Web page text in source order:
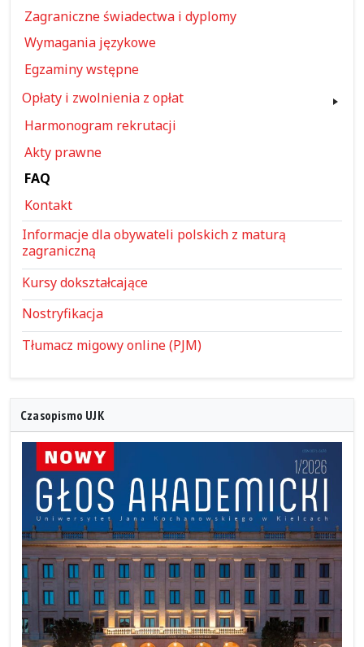
Zagraniczne świadectwa i dyplomy
Wymagania językowe
Egzaminy wstępne
Opłaty i zwolnienia z opłat
Harmonogram rekrutacji
Akty prawne
FAQ
Kontakt
Informacje dla obywateli polskich z maturą
zagraniczną
Kursy dokształcające
Nostryfikacja
Tłumacz migowy online (PJM)
Czasopismo UJK